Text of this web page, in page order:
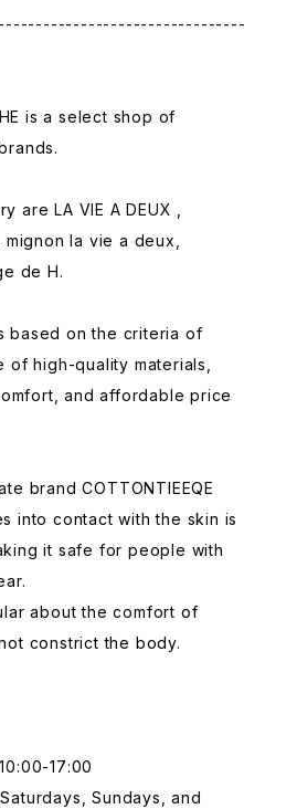
is a select shop of
are LA VIE A DEUX ,
mignon la vie a deux,
de H.
based on the criteria of
high-quality materials,
and affordable price
brand COTTONTIEEQE
into contact with the skin is
it safe for people with
about the comfort of
constrict the body.
17:00
Sundays, and